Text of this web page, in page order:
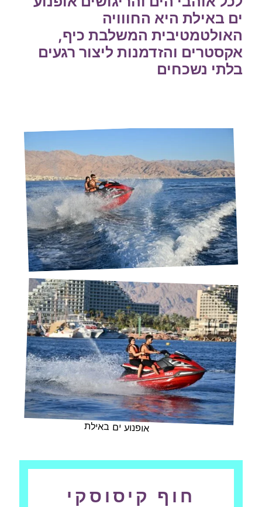
ים באילת היא החווויה
האולטמטיבית המשלבת כיף,
אקסטרים והזדמנות ליצור רגעים
בלתי נשכחים
אופנוע ים באילת
חוף קיסוסקי